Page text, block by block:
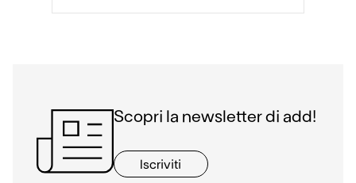
Scopri la newsletter di add!
Iscriviti